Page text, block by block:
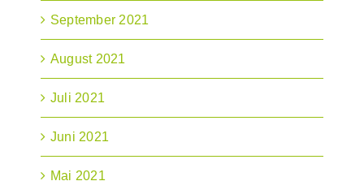
September 2021
August 2021
Juli 2021
Juni 2021
Mai 2021